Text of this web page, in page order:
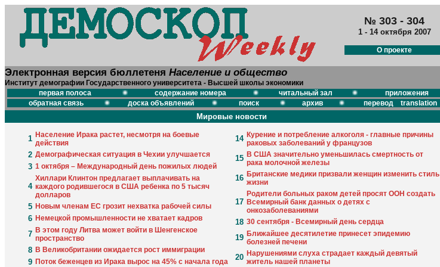
№ 303 - 304
1 - 14 октября 2007
О проекте
Электронная версия бюллетеня Население и общество
Институт демографии Государственного университета - Высшей школы экономики
первая полоса
содержание номера читальный зал
приложения
обратная связь
доска объявлений поиск архив перевод translation
Мировые новости
1 Население Ирака растет, несмотря на боевые
действия
2 Демографическая ситуация в Чехии улучшается
3 1 октября – Международный день пожилых людей
4
Хиллари Клинтон предлагает выплачивать на
каждого родившегося в США ребенка по 5 тысяч
долларов
5 Новым членам ЕС грозит нехватка рабочей силы
6 Немецкой промышленности не хватает кадров
7 В этом году Литва может войти в Шенгенское
пространство
8 В Великобритании ожидается рост иммиграции
9 Поток беженцев из Ирака вырос на 45% с начала года
14 Курение и потребление алкоголя - главные причины
раковых заболеваний у французов
15 В США значительно уменьшилась смертность от
рака молочной железы
16 Британские медики призвали женщин изменить стиль
жизни
17
Родители больных раком детей просят ООН создать
Всемирный банк данных о детях с
онкозаболеваниями
18 30 сентября - Всемирный день сердца
19 Ближайшее десятилетие принесет эпидемию
болезней печени
20 Нарушениями слуха страдает каждый девятый
житель нашей планеты